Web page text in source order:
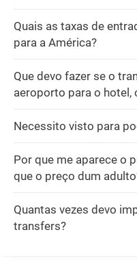
Quais as taxas de
para a América?
Que devo fazer se o
aeroporto para o hotel,
Necessito visto para
Por que me aparece o
que o preço dum
Quantas vezes devo
transfers?